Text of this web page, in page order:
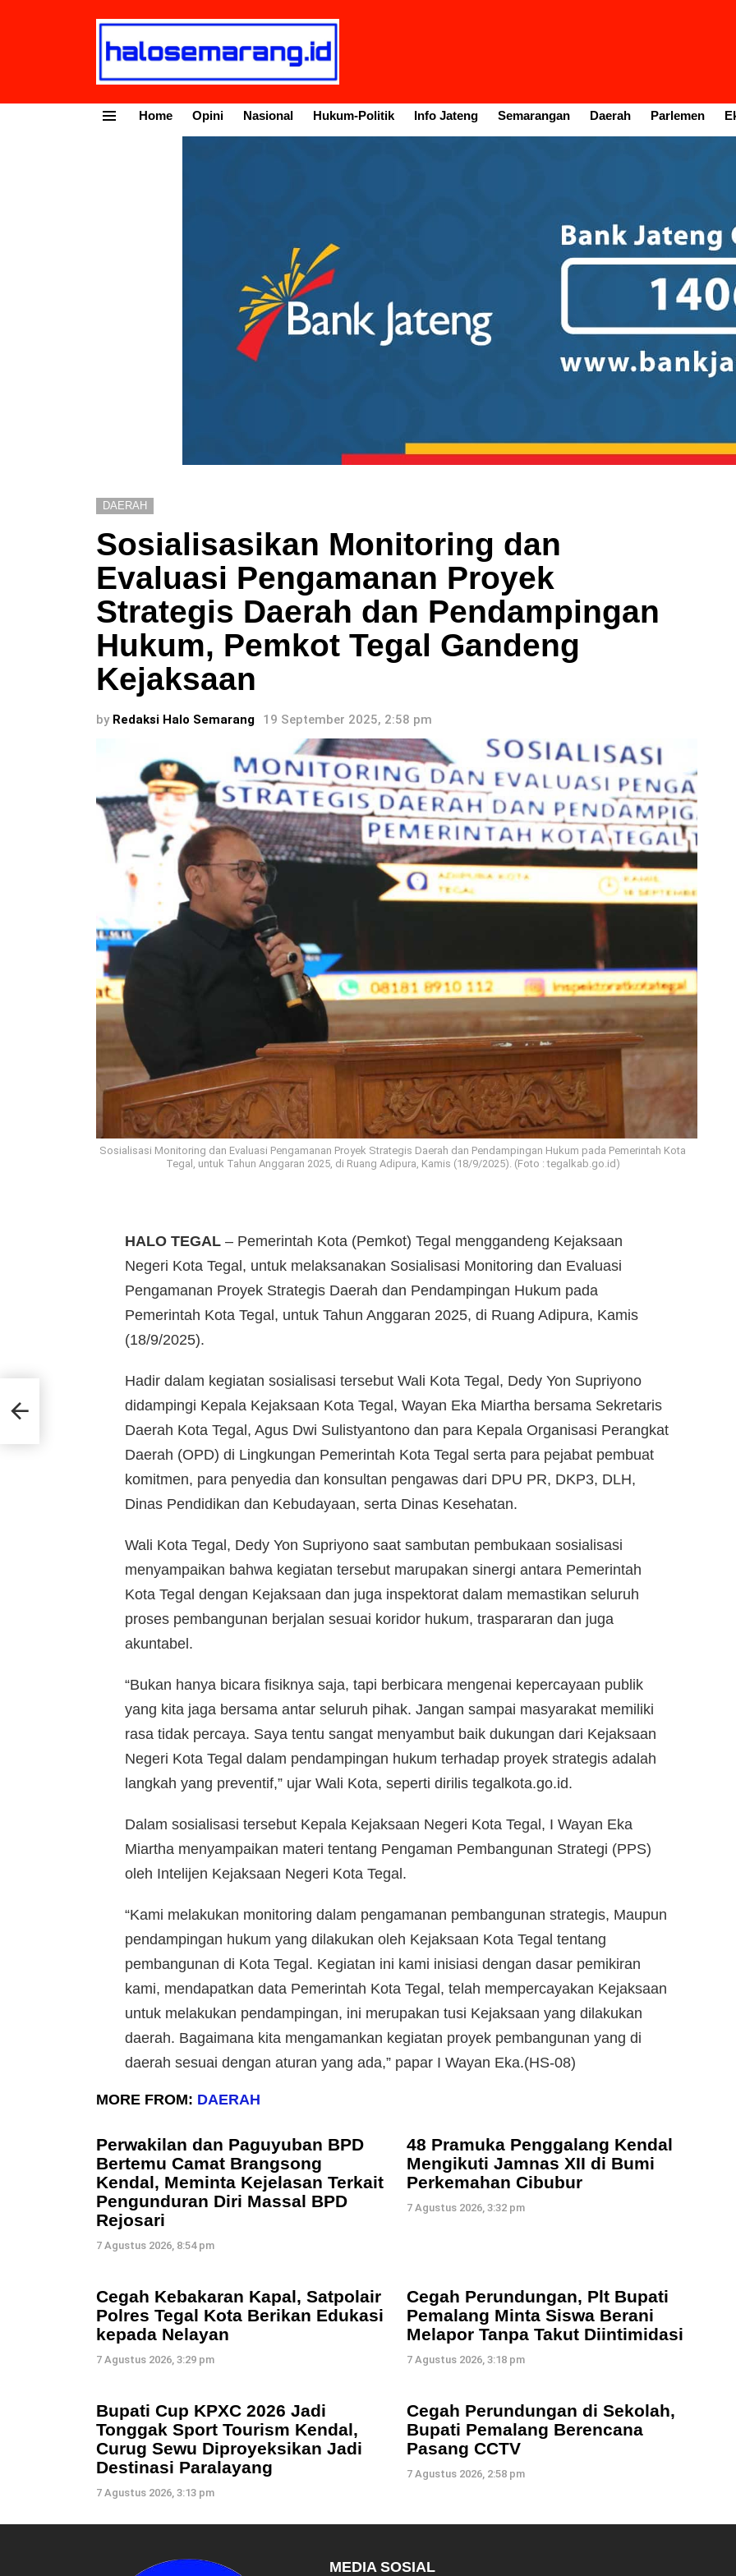
Home Opini Nasional Hukum-Politik Info Jateng Semarangan Daerah Parlemen
DAERAH
Sosialisasikan Monitoring dan
Evaluasi Pengamanan Proyek
Strategis Daerah dan Pendampingan
Hukum, Pemkot Tegal Gandeng
Kejaksaan
by Redaksi Halo Semarang 19 September 2025, 2:58 pm
Sosialisasi Monitoring dan Evaluasi Pengamanan Proyek Strategis Daerah dan Pendampingan Hukum pada Pemerintah Kota
Tegal, untuk Tahun Anggaran 2025, di Ruang Adipura, Kamis (18/9/2025). (Foto : tegalkab.go.id)
HALO TEGAL – Pemerintah Kota (Pemkot) Tegal menggandeng Kejaksaan
Negeri Kota Tegal, untuk melaksanakan Sosialisasi Monitoring dan Evaluasi
Pengamanan Proyek Strategis Daerah dan Pendampingan Hukum pada
Pemerintah Kota Tegal, untuk Tahun Anggaran 2025, di Ruang Adipura, Kamis
(18/9/2025).
Hadir dalam kegiatan sosialisasi tersebut Wali Kota Tegal, Dedy Yon Supriyono
didampingi Kepala Kejaksaan Kota Tegal, Wayan Eka Miartha bersama Sekretaris
Daerah Kota Tegal, Agus Dwi Sulistyantono dan para Kepala Organisasi Perangkat
Daerah (OPD) di Lingkungan Pemerintah Kota Tegal serta para pejabat pembuat
komitmen, para penyedia dan konsultan pengawas dari DPU PR, DKP3, DLH,
Dinas Pendidikan dan Kebudayaan, serta Dinas Kesehatan.
Wali Kota Tegal, Dedy Yon Supriyono saat sambutan pembukaan sosialisasi
menyampaikan bahwa kegiatan tersebut marupakan sinergi antara Pemerintah
Kota Tegal dengan Kejaksaan dan juga inspektorat dalam memastikan seluruh
proses pembangunan berjalan sesuai koridor hukum, traspararan dan juga
akuntabel.
“Bukan hanya bicara fisiknya saja, tapi berbicara mengenai kepercayaan publik
yang kita jaga bersama antar seluruh pihak. Jangan sampai masyarakat memiliki
rasa tidak percaya. Saya tentu sangat menyambut baik dukungan dari Kejaksaan
Negeri Kota Tegal dalam pendampingan hukum terhadap proyek strategis adalah
langkah yang preventif,” ujar Wali Kota, seperti dirilis tegalkota.go.id.
Dalam sosialisasi tersebut Kepala Kejaksaan Negeri Kota Tegal, I Wayan Eka
Miartha menyampaikan materi tentang Pengaman Pembangunan Strategi (PPS)
oleh Intelijen Kejaksaan Negeri Kota Tegal.
“Kami melakukan monitoring dalam pengamanan pembangunan strategis, Maupun
pendampingan hukum yang dilakukan oleh Kejaksaan Kota Tegal tentang
pembangunan di Kota Tegal. Kegiatan ini kami inisiasi dengan dasar pemikiran
kami, mendapatkan data Pemerintah Kota Tegal, telah mempercayakan Kejaksaan
untuk melakukan pendampingan, ini merupakan tusi Kejaksaan yang dilakukan
daerah. Bagaimana kita mengamankan kegiatan proyek pembangunan yang di
daerah sesuai dengan aturan yang ada,” papar I Wayan Eka.(HS-08)
MORE FROM: DAERAH
Perwakilan dan Paguyuban BPD
Bertemu Camat Brangsong
Kendal, Meminta Kejelasan Terkait
Pengunduran Diri Massal BPD
Rejosari
7 Agustus 2026, 8:54 pm
48 Pramuka Penggalang Kendal
Mengikuti Jamnas XII di Bumi
Perkemahan Cibubur
7 Agustus 2026, 3:32 pm
Cegah Kebakaran Kapal, Satpolair
Polres Tegal Kota Berikan Edukasi
kepada Nelayan
7 Agustus 2026, 3:29 pm
Cegah Perundungan, Plt Bupati
Pemalang Minta Siswa Berani
Melapor Tanpa Takut Diintimidasi
7 Agustus 2026, 3:18 pm
Bupati Cup KPXC 2026 Jadi
Tonggak Sport Tourism Kendal,
Curug Sewu Diproyeksikan Jadi
Destinasi Paralayang
7 Agustus 2026, 3:13 pm
Cegah Perundungan di Sekolah,
Bupati Pemalang Berencana
Pasang CCTV
7 Agustus 2026, 2:58 pm
MEDIA SOSIAL